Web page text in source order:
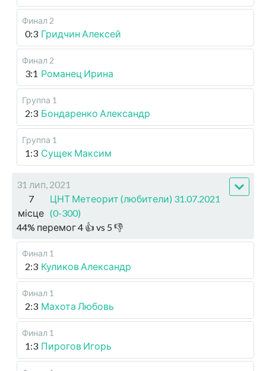
Финал 2
0:3 Гридчин Алексей
Финал 2
3:1 Романец Ирина
Группа 1
2:3 Бондаренко Александр
Группа 1
1:3 Сущек Максим
31 лип, 2021
7
місце
ЦНТ Метеорит (любители) 31.07.2021
(0-300)
44% перемог4 👍 vs 5 👎
Финал 1
2:3 Куликов Александр
Финал 1
2:3 Махота Любовь
Финал 1
1:3 Пирогов Игорь